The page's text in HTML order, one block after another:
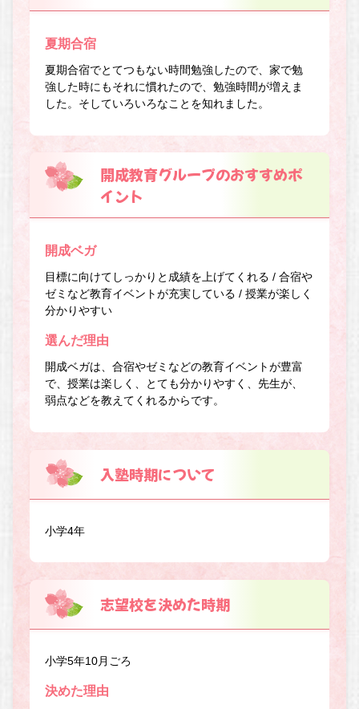
夏期合宿
夏期合宿でとてつもない時間勉強したので、家で勉
強した時にもそれに慣れたので、勉強時間が増えま
した。そしていろいろなことを知れました。
開成教育グループのおすすめポ
イント
開成ベガ
目標に向けてしっかりと成績を上げてくれる / 合宿や
ゼミなど教育イベントが充実している / 授業が楽しく
分かりやすい
選んだ理由
開成ベガは、合宿やゼミなどの教育イベントが豊富
で、授業は楽しく、とても分かりやすく、先生が、
弱点などを教えてくれるからです。
入塾時期について
小学4年
志望校を決めた時期
小学5年10月ごろ
決めた理由